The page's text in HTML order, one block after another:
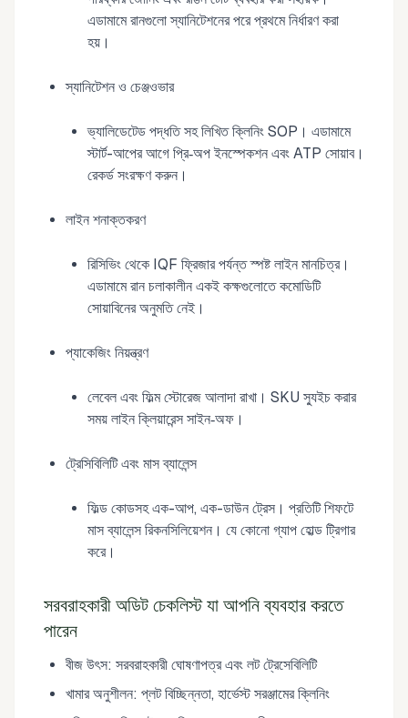
এডামামে রানগুলো স্যানিটেশনের পরে প্রথমে নির্ধারণ করা
হয়।
স্যানিটেশন ও চেঞ্জওভার
ভ্যালিডেটেড পদ্ধতি সহ লিখিত ক্লিনিং SOP। এডামামে
স্টার্ট-আপের আগে প্রি‑অপ ইনস্পেকশন এবং ATP সোয়াব।
রেকর্ড সংরক্ষণ করুন।
লাইন শনাক্তকরণ
রিসিভিং থেকে IQF ফ্রিজার পর্যন্ত স্পষ্ট লাইন মানচিত্র।
এডামামে রান চলাকালীন একই কক্ষগুলোতে কমোডিটি
সোয়াবিনের অনুমতি নেই।
প্যাকেজিং নিয়ন্ত্রণ
লেবেল এবং ফিল্ম স্টোরেজ আলাদা রাখা। SKU স্যুইচ করার
সময় লাইন ক্লিয়ারেন্স সাইন‑অফ।
ট্রেসিবিলিটি এবং মাস ব্যালেন্স
ফিল্ড কোডসহ এক-আপ, এক-ডাউন ট্রেস। প্রতিটি শিফটে
মাস ব্যালেন্স রিকনসিলিয়েশন। যে কোনো গ্যাপ হোল্ড ট্রিগার
করে।
সরবরাহকারী অডিট চেকলিস্ট যা আপনি ব্যবহার করতে
পারেন
বীজ উৎস: সরবরাহকারী ঘোষণাপত্র এবং লট ট্রেসেবিলিটি
খামার অনুশীলন: প্লট বিচ্ছিন্নতা, হার্ভেস্ট সরঞ্জামের ক্লিনিং